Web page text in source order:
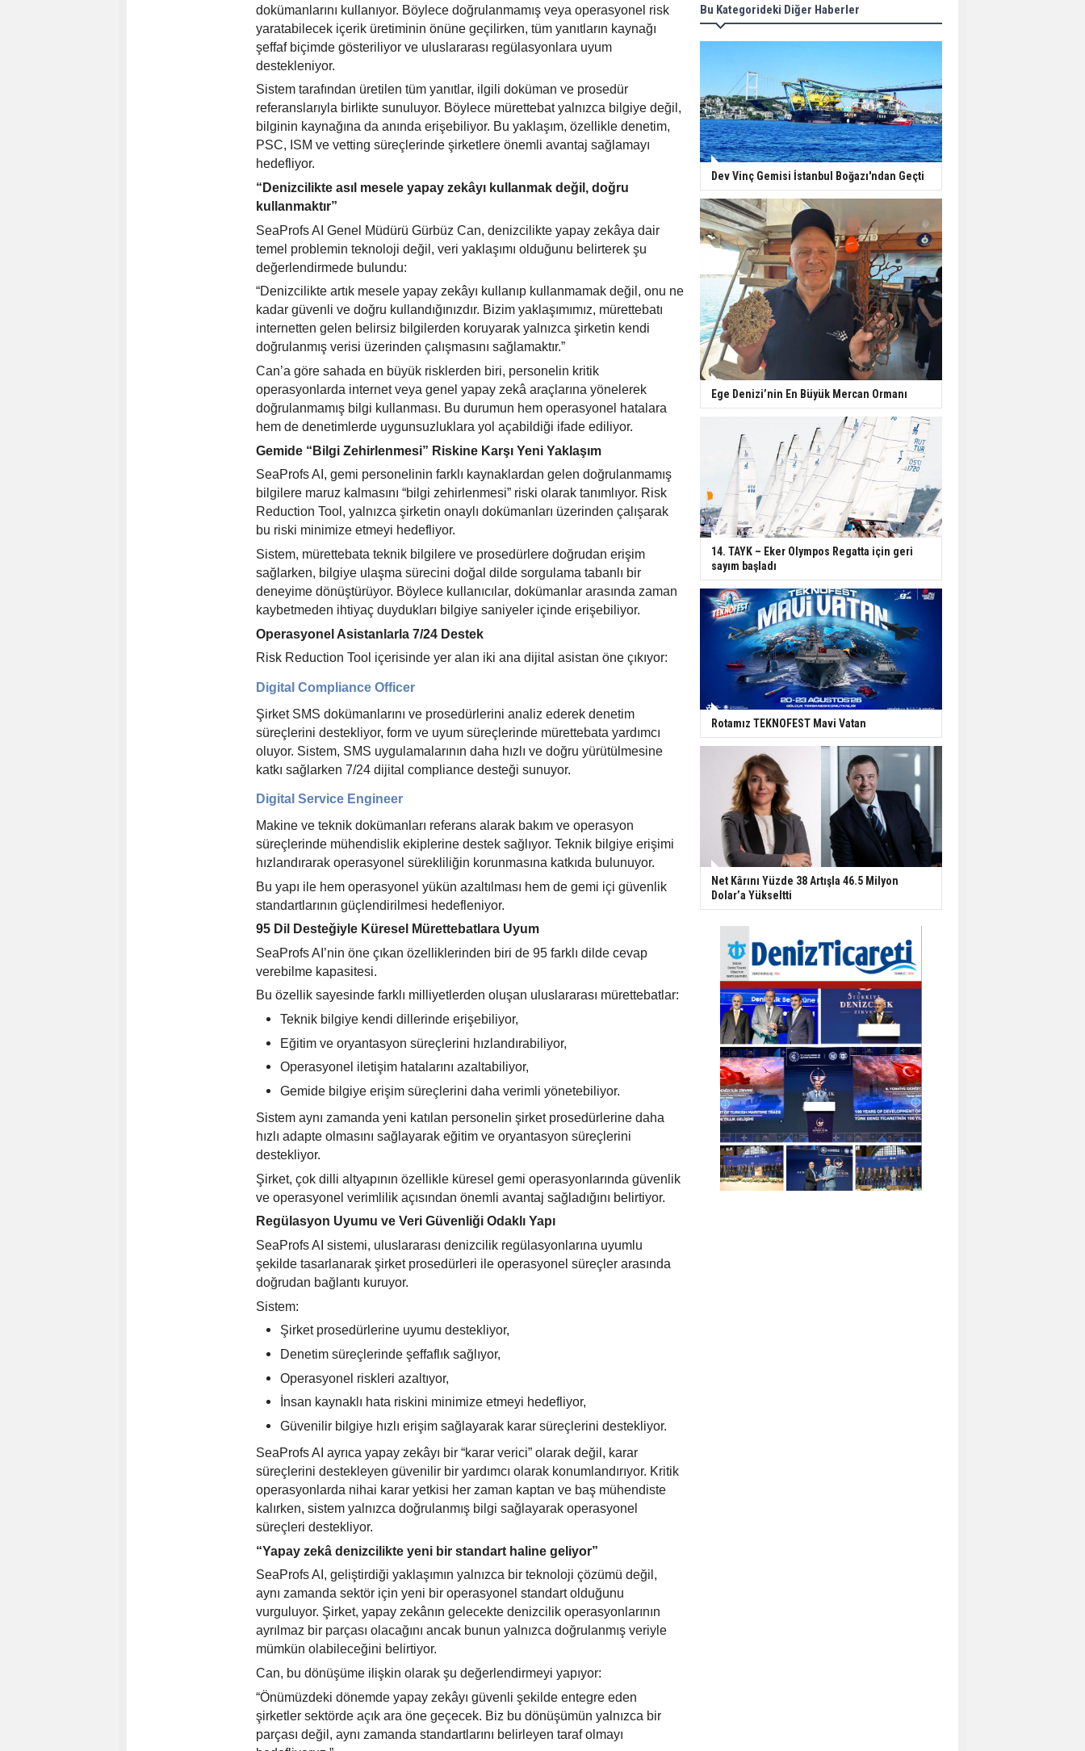
dokümanlarını kullanıyor. Böylece doğrulanmamış veya operasyonel risk
yaratabilecek içerik üretiminin önüne geçilirken, tüm yanıtların kaynağı
şeffaf biçimde gösteriliyor ve uluslararası regülasyonlara uyum
destekleniyor.
Sistem tarafından üretilen tüm yanıtlar, ilgili doküman ve prosedür
referanslarıyla birlikte sunuluyor. Böylece mürettebat yalnızca bilgiye değil,
bilginin kaynağına da anında erişebiliyor. Bu yaklaşım, özellikle denetim,
PSC, ISM ve vetting süreçlerinde şirketlere önemli avantaj sağlamayı
hedefliyor.
“ Denizcilikte asıl mesele yapay zekâyı kullanmak değil, doğru
kullanmaktır”
SeaProfs AI Genel Müdürü Gürbüz Can, denizcilikte yapay zekâya dair
temel problemin teknoloji değil, veri yaklaşımı olduğunu belirterek şu
değerlendirmede bulundu:
“Denizcilikte artık mesele yapay zekâyı kullanıp kullanmamak değil, onu ne
kadar güvenli ve doğru kullandığınızdır. Bizim yaklaşımımız, mürettebatı
internetten gelen belirsiz bilgilerden koruyarak yalnızca şirketin kendi
doğrulanmış verisi üzerinden çalışmasını sağlamaktır.”
Can’a göre sahada en büyük risklerden biri, personelin kritik
operasyonlarda internet veya genel yapay zekâ araçlarına yönelerek
doğrulanmamış bilgi kullanması. Bu durumun hem operasyonel hatalara
hem de denetimlerde uygunsuzluklara yol açabildiği ifade ediliyor.
Gemide “ Bilgi Zehirlenmesi” Riskine Karşı Yeni Yaklaşım
SeaProfs AI, gemi personelinin farklı kaynaklardan gelen doğrulanmamış
bilgilere maruz kalmasını “bilgi zehirlenmesi” riski olarak tanımlıyor. Risk
Reduction Tool, yalnızca şirketin onaylı dokümanları üzerinden çalışarak
bu riski minimize etmeyi hedefliyor.
Sistem, mürettebata teknik bilgilere ve prosedürlere doğrudan erişim
sağlarken, bilgiye ulaşma sürecini doğal dilde sorgulama tabanlı bir
deneyime dönüştürüyor. Böylece kullanıcılar, dokümanlar arasında zaman
kaybetmeden ihtiyaç duydukları bilgiye saniyeler içinde erişebiliyor.
Operasyonel Asistanlarla 7/24 Destek
Risk Reduction Tool içerisinde yer alan iki ana dijital asistan öne çıkıyor:
Digital Compliance Officer
Şirket SMS dokümanlarını ve prosedürlerini analiz ederek denetim
süreçlerini destekliyor, form ve uyum süreçlerinde mürettebata yardımcı
oluyor. Sistem, SMS uygulamalarının daha hızlı ve doğru yürütülmesine
katkı sağlarken 7/24 dijital compliance desteği sunuyor.
Digital Service Engineer
Makine ve teknik dokümanları referans alarak bakım ve operasyon
süreçlerinde mühendislik ekiplerine destek sağlıyor. Teknik bilgiye erişimi
hızlandırarak operasyonel sürekliliğin korunmasına katkıda bulunuyor.
Bu yapı ile hem operasyonel yükün azaltılması hem de gemi içi güvenlik
standartlarının güçlendirilmesi hedefleniyor.
95 Dil Desteğiyle Küresel Mürettebatlara Uyum
SeaProfs AI ’nin öne çıkan özelliklerinden biri de 95 farklı dilde cevap
verebilme kapasitesi.
Bu özellik sayesinde farklı milliyetlerden oluşan uluslararası mürettebatlar:
Teknik bilgiye kendi dillerinde erişebiliyor,
Eğitim ve oryantasyon süreçlerini hızlandırabiliyor,
Operasyonel iletişim hatalarını azaltabiliyor,
Gemide bilgiye erişim süreçlerini daha verimli yönetebiliyor.
Sistem aynı zamanda yeni katılan personelin şirket prosedürlerine daha
hızlı adapte olmasını sağlayarak eğitim ve oryantasyon süreçlerini
destekliyor.
Şirket, çok dilli altyapının özellikle küresel gemi operasyonlarında güvenlik
ve operasyonel verimlilik açısından önemli avantaj sağladığını belirtiyor.
Regülasyon Uyumu ve Veri Güvenliği Odaklı Yapı
SeaProfs AI sistemi, uluslararası denizcilik regülasyonlarına uyumlu
şekilde tasarlanarak şirket prosedürleri ile operasyonel süreçler arasında
doğrudan bağlantı kuruyor.
Sistem:
Şirket prosedürlerine uyumu destekliyor,
Denetim süreçlerinde şeffaflık sağlıyor,
Operasyonel riskleri azaltıyor,
İnsan kaynaklı hata riskini minimize etmeyi hedefliyor,
Güvenilir bilgiye hızlı erişim sağlayarak karar süreçlerini destekliyor.
SeaProfs AI ayrıca yapay zekâyı bir “karar verici” olarak değil, karar
süreçlerini destekleyen güvenilir bir yardımcı olarak konumlandırıyor. Kritik
operasyonlarda nihai karar yetkisi her zaman kaptan ve baş mühendiste
kalırken, sistem yalnızca doğrulanmış bilgi sağlayarak operasyonel
süreçleri destekliyor.
“Yapay zekâ denizcilikte yeni bir standart haline geliyor”
SeaProfs AI, geliştirdiği yaklaşımın yalnızca bir teknoloji çözümü değil,
aynı zamanda sektör için yeni bir operasyonel standart olduğunu
vurguluyor. Şirket, yapay zekânın gelecekte denizcilik operasyonlarının
ayrılmaz bir parçası olacağını ancak bunun yalnızca doğrulanmış veriyle
mümkün olabileceğini belirtiyor.
Can, bu dönüşüme ilişkin olarak şu değerlendirmeyi yapıyor:
“Önümüzdeki dönemde yapay zekâyı güvenli şekilde entegre eden
şirketler sektörde açık ara öne geçecek. Biz bu dönüşümün yalnızca bir
parçası değil, aynı zamanda standartlarını belirleyen taraf olmayı
Bu Kategorideki Diğer Haberler
Dev Vinç Gemisi İstanbul Boğazı'ndan Geçti
Ege Denizi’nin En Büyük Mercan Ormanı
14. TAYK – Eker Olympos Regatta için geri
sayım başladı
Rotamız TEKNOFEST Mavi Vatan
Net Kârını Yüzde 38 Artışla 46.5 Milyon
Dolar’a Yükseltti